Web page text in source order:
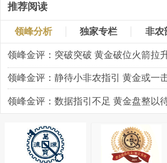
推荐阅读
领峰分析 独家专栏 非农
领峰金评：突破突破 黄金破位火箭拉
领峰金评：数据指引不足 黄金盘整以